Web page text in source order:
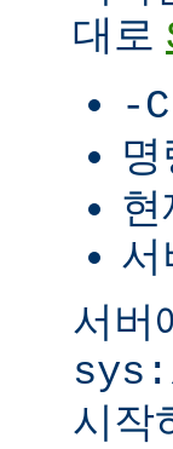
대로
-C
명
현
서
서버
시작